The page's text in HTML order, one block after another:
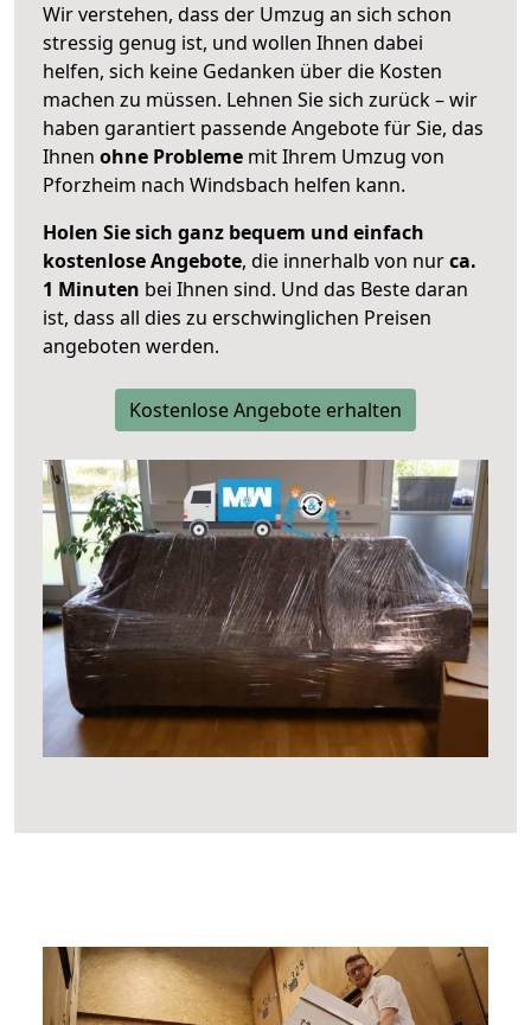
Wir verstehen, dass der Umzug an sich schon
stressig genug ist, und wollen Ihnen dabei
helfen, sich keine Gedanken über die Kosten
machen zu müssen. Lehnen Sie sich zurück – wir
haben garantiert passende Angebote für Sie, das
Ihnen ohne Probleme mit Ihrem Umzug von
Pforzheim nach Windsbach helfen kann.
Holen Sie sich ganz bequem und einfach
kostenlose Angebote, die innerhalb von nurca.
1 Minuten bei Ihnen sind. Und das Beste daran
ist, dass all dies zu erschwinglichen Preisen
angeboten werden.
Kostenlose Angebote erhalten